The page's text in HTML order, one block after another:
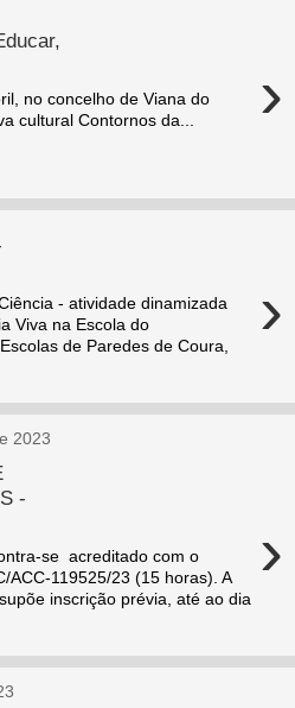
›
no concelho de Viana do
cultural Contornos da...
›
- atividade dinamizada
Viva na Escola do
de Paredes de Coura,
2023
-
›
se acreditado com o
ACC-119525/23 (15 horas). A
inscrição prévia, até ao dia